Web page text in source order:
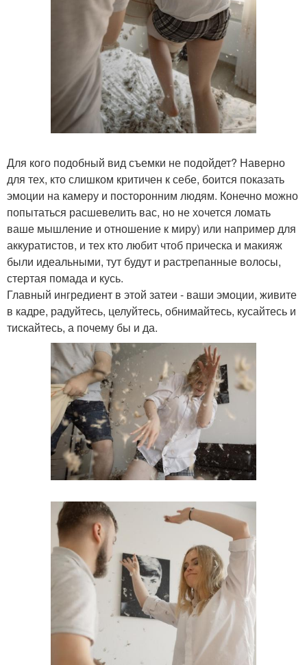
Для кого подобный вид съемки не подойдет? Наверно
для тех, кто слишком критичен к себе, боится показать
эмоции на камеру и посторонним людям. Конечно можно
попытаться расшевелить вас, но не хочется ломать
ваше мышление и отношение к миру) или например для
аккуратистов, и тех кто любит чтоб прическа и макияж
были идеальными, тут будут и растрепанные волосы,
стертая помада и кусь.
Главный ингредиент в этой затеи - ваши эмоции, живите
в кадре, радуйтесь, целуйтесь, обнимайтесь, кусайтесь и
тискайтесь, а почему бы и да.